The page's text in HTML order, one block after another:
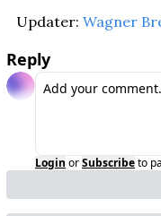
Updater: Wagner
Reply
Login orSubscribeto